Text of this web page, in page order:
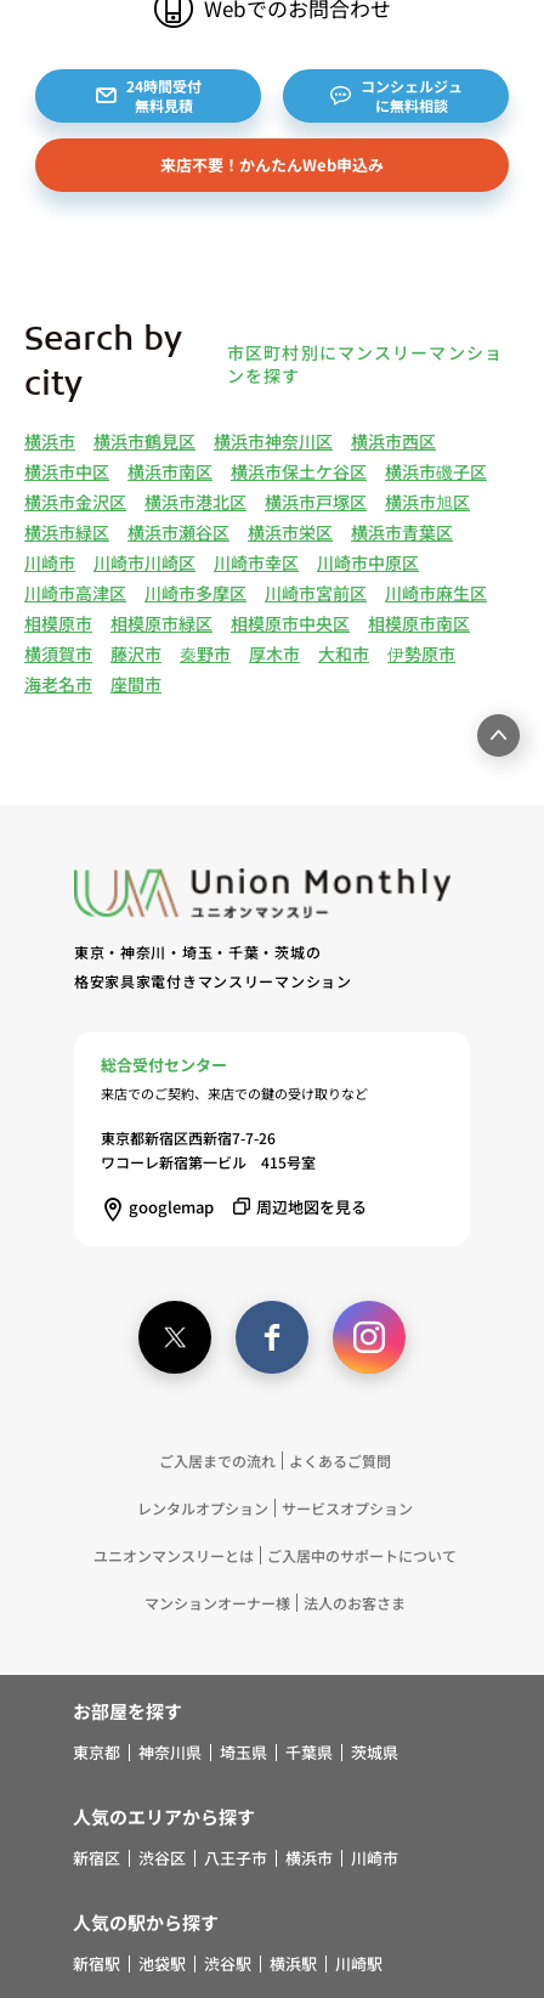
借契約を締結している不動産所有者様および所有者
約等のお問合せをいただいた個人または企業、イン
ターネット上の不動産オーナーサイト等からの査定
依頼者、 公開情報などから取得した不動産所有者
様（以下総称して「オーナー様」といいます）の個
人情報を取得します。取得する個人情報は、上記
下記（1）～（13）における利用目的のために利用
し、また、利用目的を達成するために必要な範囲で
リー物件の紹介、利用契約に関する連絡、利用契約
の締結、履行。（2）弊社の他のマンスリー物件お
よびサービスの紹介ならびにお客様・オーナー様に
とって有用と思われる弊社提携先の商品・サービス
等を紹介するためのダイレクトメール、住環境向上
のためのアンケート等の発送（3）賃貸事業におけ
る情報・サービスを提供するための郵便物、電話、
電子メールまたは訪問等による営業活動（4）不動
産物件の紹介・賃貸借契約・サブリース契約等の締
結、履行および契約管理、契約後管理（5）弊社ホ
守、管理（9）サービスの改善のためおよびサービ
スの企画、研究および開発のため（10）本ポリシー
する情報等の個人情報について、調査・分析会社、
アフィリエーター、SNS事業者、広告関係会社、広
に保有する個人情報と当社から取得する個人情報を
突合して、お客様の当ウェブサイトの利用履歴等の
調査・分析、広告の効果測定およびその結果を利用
し、興味関心・嗜好に応じたサービスに関する広告
（11）本ポリシーへの同意に基づき、提携事業者等
記載の目的で利用するため（12）本ポリシーへの同
意に基づき、提携事業者等が取得した個人関連情報
の提供を受け、当社が既に有している個人情報を突
ービス、マーケティング活動、お問い合わせ対応お
5.お客様・オーナー様の個人情報の第三者への提
取り扱う個人情報を、あらかじめお客様およびオー
ナー様の同意を得ないで、第三者に提供いたしませ
生の向上または児童の健全な育成の推進のために特
に必要がある場合であって、お客様の同意を得るこ
を遂行することに対して協力する必要がある場合で
あって、お客様の同意を得ることにより当該事務の
令で認められる場合 （2）上記(1)にかかわらず、
に掲げる第三者に提供することがあります。①対象
Webでのお問合わせ
24時間受付
無料見積
コンシェルジュ
に無料相談
来店不要！かんたんWeb申込み
Search by
city
市区町村別にマンスリーマンショ
ンを探す
横浜市 横浜市鶴見区 横浜市神奈川区
横浜市西区
横浜市中区
横浜市南区 横浜市保土ケ谷区
横浜市磯子区
横浜市金沢区
横浜市港北区 横浜市戸塚区
横浜市旭区
横浜市緑区
横浜市瀬谷区 横浜市栄区
横浜市青葉区
川崎市
川崎市川崎区 川崎市幸区
川崎市中原区
川崎市高津区
川崎市多摩区 川崎市宮前区
川崎市麻生区
相模原市
相模原市緑区 相模原市中央区
相模原市南区
横須賀市
藤沢市 秦野市 厚木市 大和市
伊勢原市
海老名市
座間市
東京・神奈川・埼玉・千葉・茨城の
格安家具家電付きマンスリーマンション
総合受付センター
来店でのご契約、来店での鍵の受け取りなど
東京都新宿区西新宿7-7-26
ワコーレ新宿第一ビル 415号室
googlemap 周辺地図を見る
ご入居までの流れ よくあるご質問
レンタルオプション サービスオプション
ユニオンマンスリーとは ご入居中のサポートについて
マンションオーナー様 法人のお客さま
お部屋を探す
東京都 神奈川県 埼玉県 千葉県 茨城県
人気のエリアから探す
新宿区 渋谷区 八王子市 横浜市 川崎市
人気の駅から探す
新宿駅 池袋駅 渋谷駅 横浜駅 川崎駅